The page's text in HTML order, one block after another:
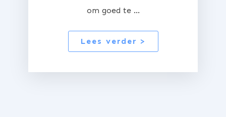
om goed te ...
Lees verder >